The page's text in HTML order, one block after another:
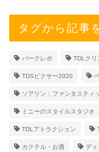
タグから記事
パークレポ TDLクリ
TDSピクサー2020
ソアリン：ファンタスティ
ミニーのスタイルスタジオ
TDLアトラクション
カクテル・お酒 デ